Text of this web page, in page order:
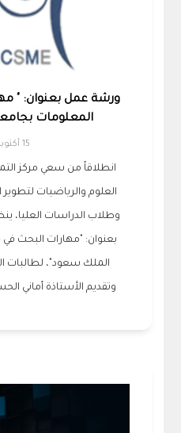
ورشة عمل بعنوان: "
المعلومات
15 أكتوبر 2014
انطلاقاً من سعي مركز
العلوم والرياضيات لتطوير
وطلاب الدراسات العليا،
بعنوان: "مهارات البحث
الملك سعود"، لطالبات
وتقديم الأستاذة أماني